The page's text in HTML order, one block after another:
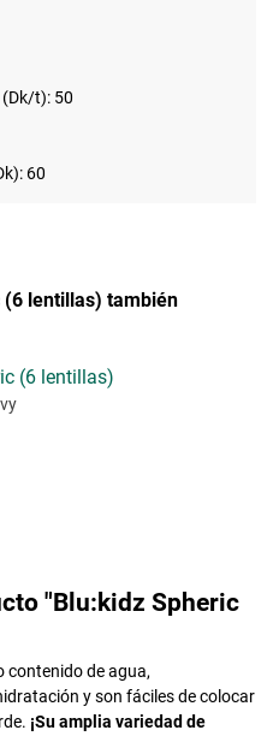
t): 50
60
(6 lentillas) también
(6 lentillas)
"Blu:kidz Spheric
contenido de agua,
y son fáciles de colocar
¡Su amplia variedad de